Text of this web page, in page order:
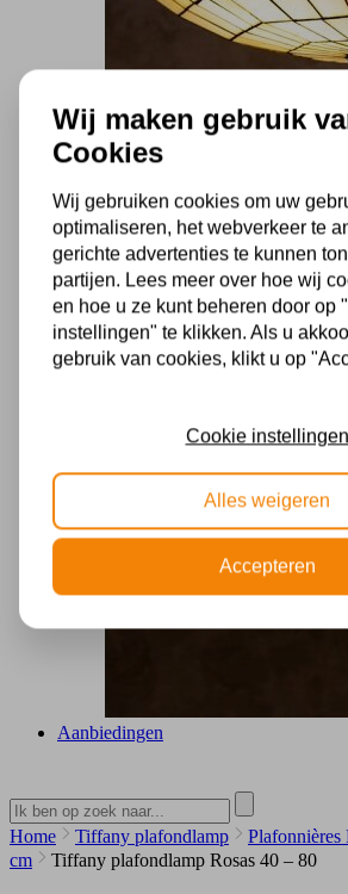
Aanbiedingen
Home Tiffany plafondlamp
cm
Tiffany plafondlamp Rosas 40 – 80
Wij maken gebruik
Cookies
Wij gebruiken cookies om uw
optimaliseren, het webverkeer te
gerichte advertenties te kunnen
partijen. Lees meer over hoe wij
en hoe u ze kunt beheren door op
instellingen" te klikken. Als u
gebruik van cookies, klikt u op
Cookie instellingen
Alles weigeren
Accepteren